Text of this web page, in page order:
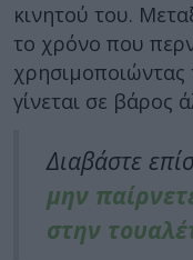
κινητού του.
το χρόνο που
γίνεται σε βάρος
Διαβάστε
μην
στην